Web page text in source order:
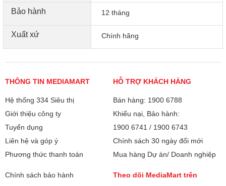
1 USB-C Power Delivery sạc nhanh hai chiều in/out, đạt 0%
Bảo hành 12 tháng
Xuất xứ Chính hãng
THÔNG TIN MEDIAMART
Hệ thống 334 Siêu thị
Giới thiệu công ty
Tuyển dụng
Liên hệ và góp ý
Phương thức thanh toán
HỖ TRỢ KHÁCH HÀNG
Bán hàng: 1900 6788
Khiếu nại, Bảo hành:
1900 6741 / 1900 6743
Chính sách 30 ngày đổi mới
Mua hàng Dự án/ Doanh nghiệp
Chính sách bảo hành
Theo dõi MediaMart trên